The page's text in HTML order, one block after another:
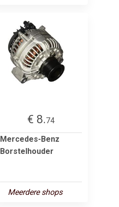
€ 8.74
Mercedes-Benz
Borstelhouder
Meerdere shops